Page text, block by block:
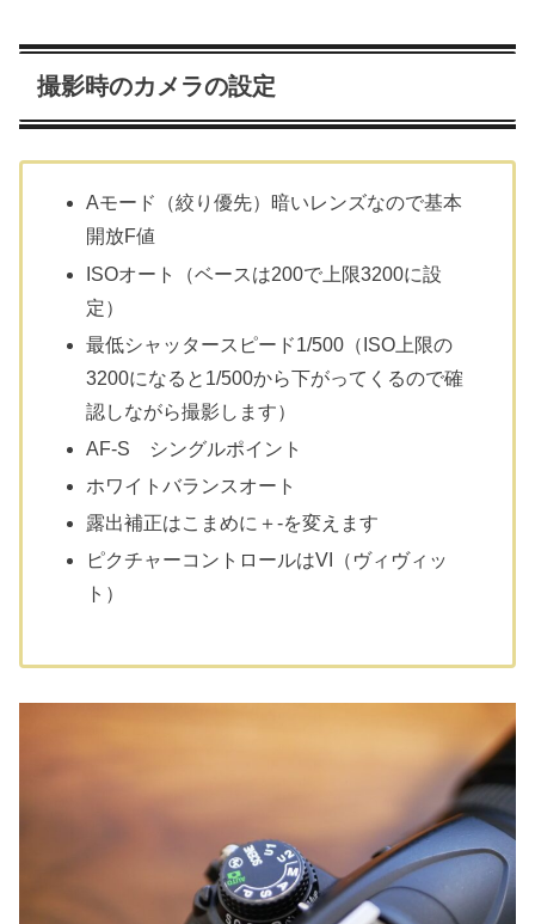
撮影時のカメラの設定
Aモード（絞り優先）暗いレンズなので基本
開放F値
ISOオート（ベースは200で上限3200に設
定）
最低シャッタースピード1/500（ISO上限の
3200になると1/500から下がってくるので確
認しながら撮影します）
AF-S シングルポイント
ホワイトバランスオート
露出補正はこまめに＋-を変えます
ピクチャーコントロールはVI（ヴィヴィッ
ト）